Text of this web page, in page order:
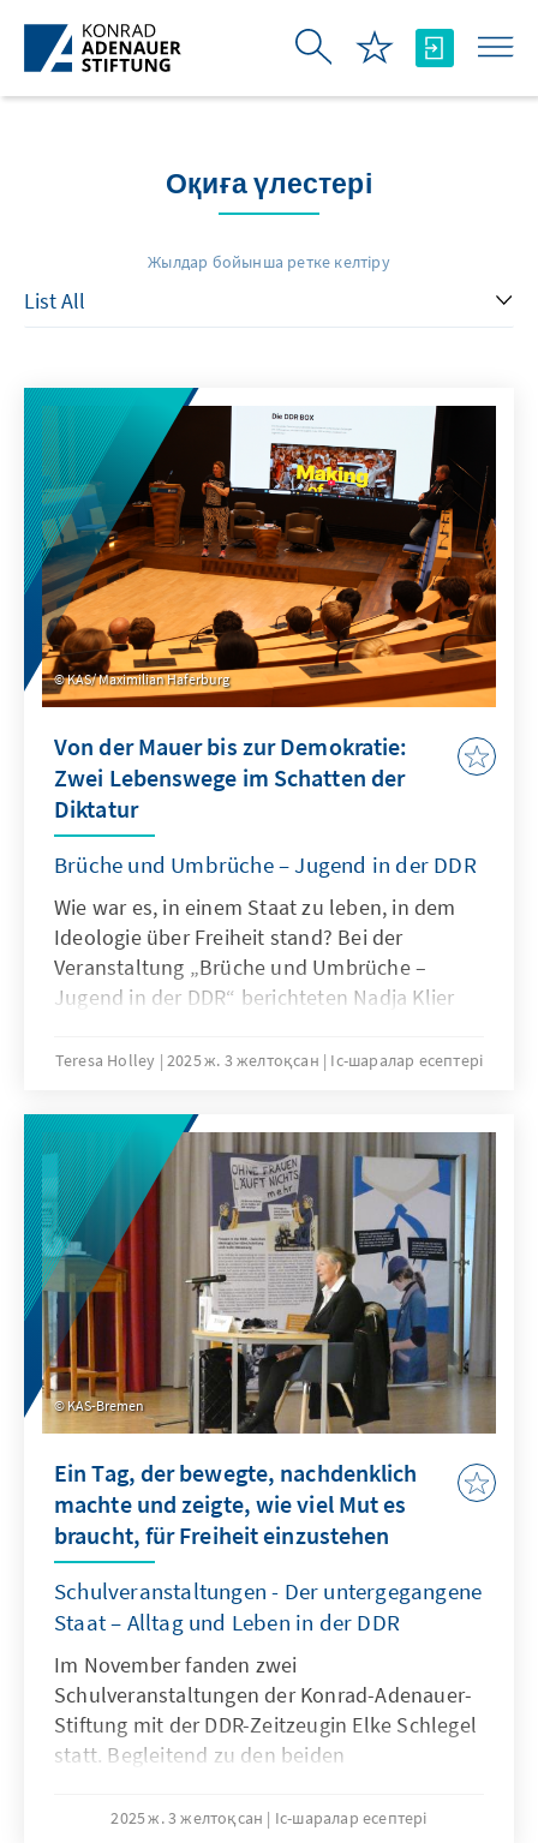
Skip to Main Content
Оқиға үлестері
Жылдар бойынша ретке келтіру
KAS/ Maximilian Haferburg
Von der Mauer bis zur Demokratie:
Zwei Lebenswege im Schatten der
Diktatur
Brüche und Umbrüche – Jugend in der DDR
Wie war es, in einem Staat zu leben, in dem
Ideologie über Freiheit stand? Bei der
Veranstaltung „Brüche und Umbrüche –
Jugend in der DDR“ berichteten Nadja Klier
Erfahrungen mit Überwachung, Repression
Schüler erhielten einen eindrucksvollen
Einblick in das Leben in einer Diktatur und die
Bedeutung von Freiheit und Demokratie.
Teresa Holley 2025 ж. 3 желтоқсан Іс-шаралар есептері
KAS-Bremen
Ein Tag, der bewegte, nachdenklich
machte und zeigte, wie viel Mut es
braucht, für Freiheit einzustehen
Schulveranstaltungen - Der untergegangene
Staat – Alltag und Leben in der DDR
Im November fanden zwei
Schulveranstaltungen der Konrad-Adenauer-
Stiftung mit der DDR-Zeitzeugin Elke Schlegel
statt. Begleitend zu den beiden
untergegangene Staat – Alltag und Leben in
2025 ж. 3 желтоқсан Іс-шаралар есептері